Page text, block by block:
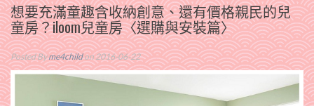
想要充滿童趣含收納創意、還有價格親民的兒
童房？iloom兒童房〈選購與安裝篇〉
Posted Byme4childon 2016-06-22